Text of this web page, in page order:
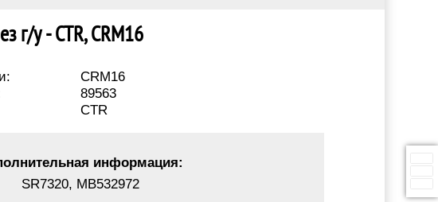
г/у - CTR, CRM16
CRM16
89563
CTR
информация:
SR7320, MB532972